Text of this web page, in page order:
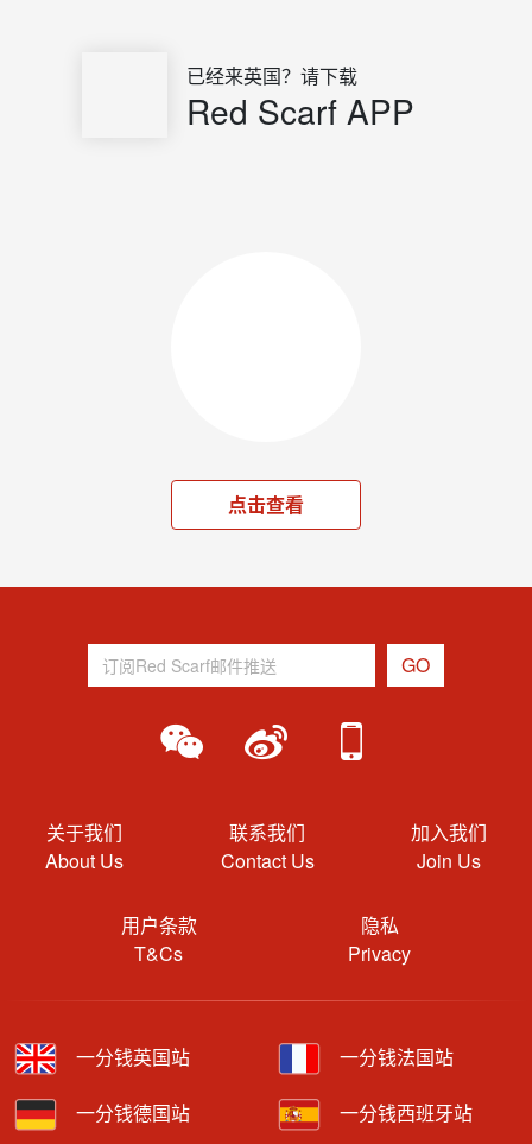
已经来英国？请下载
Red Scarf APP
点击查看
关于我们
About Us
联系我们
Contact Us
加入我们
Join Us
用户条款
T&Cs
隐私
Privacy
一分钱英国站 一分钱法国站
一分钱德国站 一分钱西班牙站